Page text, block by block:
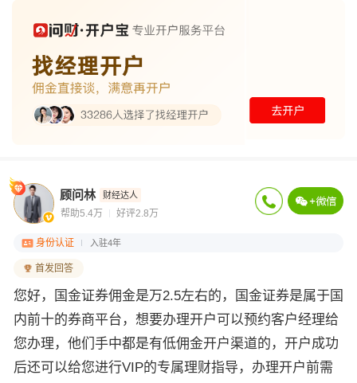
顾问林 财经达人
帮助5.4万 好评2.8万
身份认证 入驻4年
首发回答
您好，国金证券佣金是万2.5左右的，国金证券是属于国
内前十的券商平台，想要办理开户可以预约客户经理给
您办理，他们手中都是有低佣金开户渠道的，开户成功
后还可以给您进行VIP的专属理财指导，办理开户前需